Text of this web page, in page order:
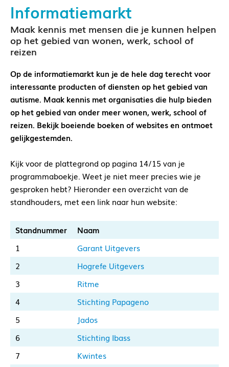
Informatiemarkt
Maak kennis met mensen die je kunnen helpen
op het gebied van wonen, werk, school of
reizen
Op de informatiemarkt kun je de hele dag terecht voor
interessante producten of diensten op het gebied van
autisme. Maak kennis met organisaties die hulp bieden
op het gebied van onder meer wonen, werk, school of
reizen. Bekijk boeiende boeken of websites en ontmoet
gelijkgestemden.
Kijk voor de plattegrond op pagina 14/15 van je
programmaboekje. Weet je niet meer precies wie je
gesproken hebt? Hieronder een overzicht van de
standhouders, met een link naar hun website:
Standnummer
Naam
1
Garant Uitgevers
2
Hogrefe Uitgevers
3
Ritme
4
Stichting Papageno
5
Jados
6
Stichting Ibass
7
Kwintes